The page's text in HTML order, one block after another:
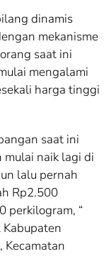
dinamis
mekanisme
saat ini
mengalami
harga tinggi
saat ini
mulai naik lagi di
lalu pernah
Rp2.500
perkilogram, “
Kabupaten
Kecamatan